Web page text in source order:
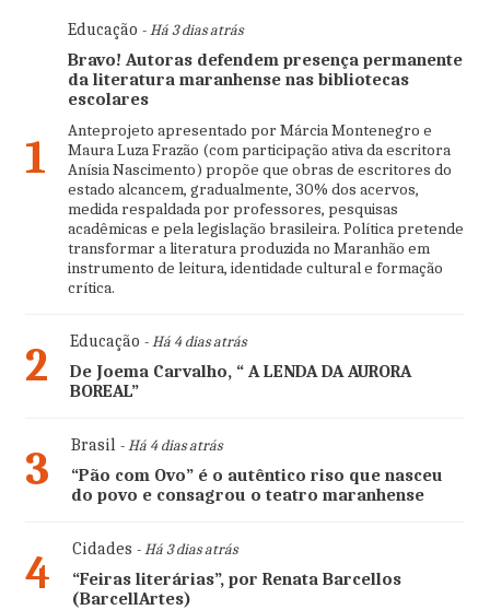
1
Educação - Há 3 dias atrás
Bravo! Autoras defendem presença permanente
da literatura maranhense nas bibliotecas
escolares
Anteprojeto apresentado por Márcia Montenegro e
Maura Luza Frazão (com participação ativa da escritora
Anísia Nascimento) propõe que obras de escritores do
estado alcancem, gradualmente, 30% dos acervos,
medida respaldada por professores, pesquisas
acadêmicas e pela legislação brasileira. Política pretende
transformar a literatura produzida no Maranhão em
instrumento de leitura, identidade cultural e formação
crítica.
2 Educação - Há 4 dias atrás
De Joema Carvalho, “ A LENDA DA AURORA
BOREAL”
3 Brasil- Há 4 dias atrás
“Pão com Ovo” é o autêntico riso que nasceu
do povo e consagrou o teatro maranhense
4 Cidades - Há 3 dias atrás
“Feiras literárias”, por Renata Barcellos
(BarcellArtes)